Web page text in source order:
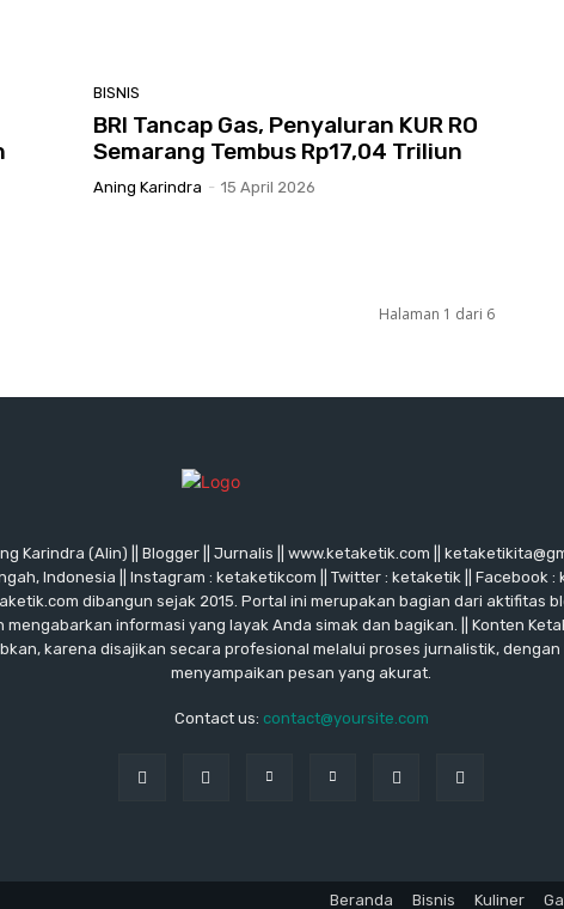
BISNIS
BRI Tancap Gas, Penyaluran KUR RO
Semarang Tembus Rp17,04 Triliun
Aning Karindra - 15 April 2026
Halaman 1 dari 6
Karindra (Alin) || Blogger || Jurnalis || www.ketaketik.com ||
Indonesia || Instagram : ketaketikcom || Twitter : ketaketik || Facebook :
dibangun sejak 2015. Portal ini merupakan bagian dari aktifitas
mengabarkan informasi yang layak Anda simak dan bagikan. || Konten
karena disajikan secara profesional melalui proses jurnalistik, dengan
menyampaikan pesan yang akurat.
Contact us: contact@yoursite.com
Beranda Bisnis Kuliner